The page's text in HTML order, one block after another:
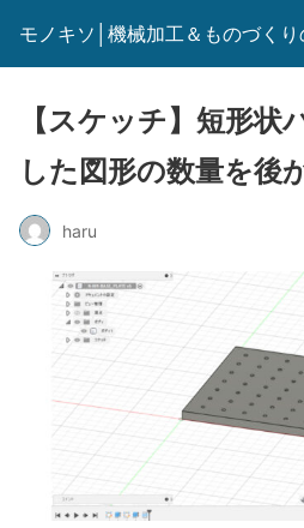
モノキソ│機械加工＆ものづく
【スケッチ】短形状
した図形の数量を後
haru